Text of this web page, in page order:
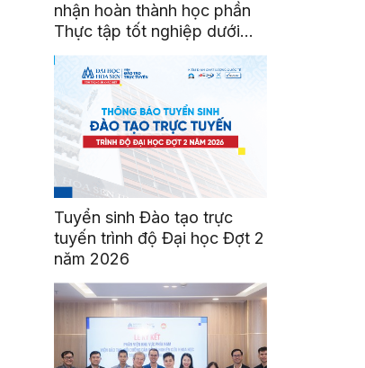
nhận hoàn thành học phần
Thực tập tốt nghiệp dưới
hình thức tích lũy
Tuyển sinh Đào tạo trực
tuyến trình độ Đại học Đợt 2
năm 2026